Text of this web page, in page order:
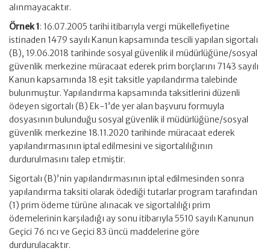
alınmayacaktır.
Örnek 1: 16.07.2005 tarihi itibarıyla vergi mükellefiyetine
istinaden 1479 sayılı Kanun kapsamında tescili yapılan sigortalı
(B), 19.06.2018 tarihinde sosyal güvenlik il müdürlüğüne/sosyal
güvenlik merkezine müracaat ederek prim borçlarını 7143 sayılı
Kanun kapsamında 18 eşit taksitle yapılandırma talebinde
bulunmuştur. Yapılandırma kapsamında taksitlerini düzenli
ödeyen sigortalı (B) Ek-1’de yer alan başvuru formuyla
dosyasının bulunduğu sosyal güvenlik il müdürlüğüne/sosyal
güvenlik merkezine 18.11.2020 tarihinde müracaat ederek
yapılandırmasının iptal edilmesini ve sigortalılığının
durdurulmasını talep etmiştir.
Sigortalı (B)’nin yapılandırmasının iptal edilmesinden sonra
yapılandırma taksiti olarak ödediği tutarlar program tarafından
(1) prim ödeme türüne alınacak ve sigortalılığı prim
ödemelerinin karşıladığı ay sonu itibarıyla 5510 sayılı Kanunun
Geçici 76 ncı ve Geçici 83 üncü maddelerine göre
durdurulacaktır.